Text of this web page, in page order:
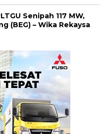
Senipah 117 MW,
(BEG) – Wika Rekaysa